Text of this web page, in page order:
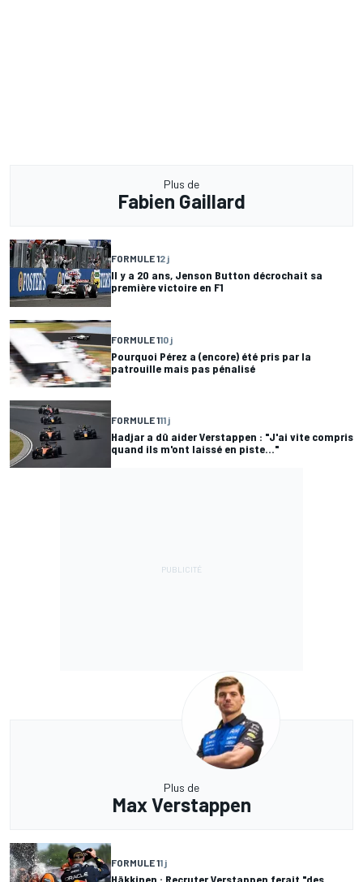
Plus de
Fabien Gaillard
FORMULE 12 j
Il y a 20 ans, Jenson Button décrochait sa
première victoire en F1
FORMULE 110 j
Pourquoi Pérez a (encore) été pris par la
patrouille mais pas pénalisé
FORMULE 111 j
Hadjar a dû aider Verstappen : "J'ai vite compris
quand ils m'ont laissé en piste..."
Plus de
Max Verstappen
FORMULE 11 j
Häkkinen : Recruter Verstappen ferait "des